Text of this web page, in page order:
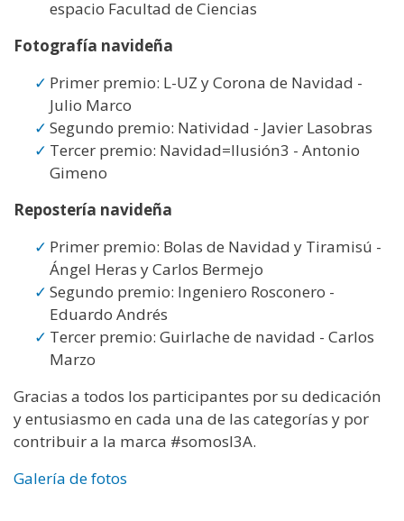
espacio Facultad de Ciencias
Fotografía navideña
Primer premio: L-UZ y Corona de Navidad -
Julio Marco
Segundo premio: Natividad - Javier Lasobras
Tercer premio: Navidad=Ilusión3 - Antonio
Gimeno
Repostería navideña
Primer premio: Bolas de Navidad y Tiramisú -
Ángel Heras y Carlos Bermejo
Segundo premio: Ingeniero Rosconero -
Eduardo Andrés
Tercer premio: Guirlache de navidad - Carlos
Marzo
Gracias a todos los participantes por su dedicación
y entusiasmo en cada una de las categorías y por
contribuir a la marca #somosI3A.
Galería de fotos